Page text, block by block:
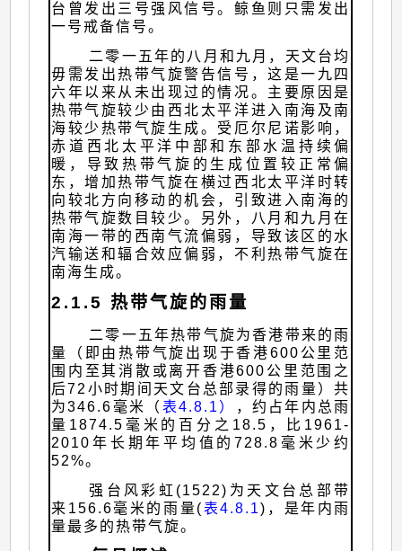
台曾发出三号强风信号。鲸鱼则只需发出
一号戒备信号。
二零一五年的八月和九月，天文台均
毋需发出热带气旋警告信号，这是一九四
六年以来从未出现过的情况。主要原因是
热带气旋较少由西北太平洋进入南海及南
海较少热带气旋生成。受厄尔尼诺影响，
赤道西北太平洋中部和东部水温持续偏
暖，导致热带气旋的生成位置较正常偏
东，增加热带气旋在横过西北太平洋时转
向较北方向移动的机会，引致进入南海的
热带气旋数目较少。另外，八月和九月在
南海一带的西南气流偏弱，导致该区的水
汽输送和辐合效应偏弱，不利热带气旋在
南海生成。
2.1.5 热带气旋的雨量
二零一五年热带气旋为香港带来的雨
量（即由热带气旋出现于香港600公里范
围内至其消散或离开香港600公里范围之
后72小时期间天文台总部录得的雨量）共
为346.6毫米（ 表4.8.1）
，约占年内总雨
量1874.5毫米的百分之18.5，比1961-
2010年长期年平均值的728.8毫米少约
52%。
强台风彩虹(1522)为天文台总部带
来156.6毫米的雨量(表4.8.1)，是年内雨
量最多的热带气旋。